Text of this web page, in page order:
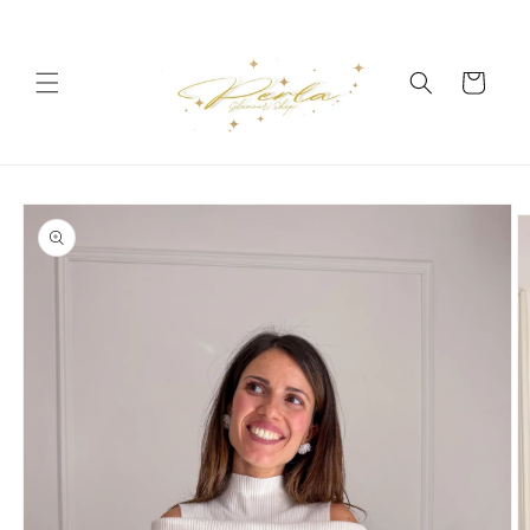
Carrello
Passa alle
informazioni
sul prodotto